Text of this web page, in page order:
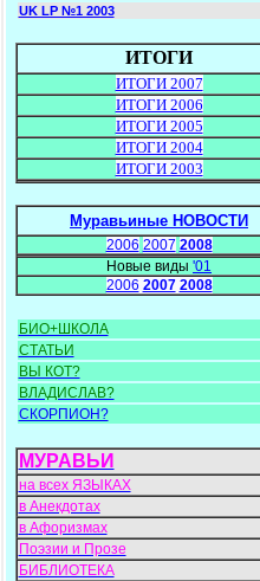
UK LP №1 2003
ИТОГИ
ИТОГИ 2007
ИТОГИ 2006
ИТОГИ 2005
ИТОГИ 2004
ИТОГИ 2003
Муравьиные НОВОСТИ
2006 2007 2008
Новые виды'01
2006 2007 2008
БИО+ШКОЛА
СТАТЬИ
ВЫ КОТ?
ВЛАДИСЛАВ?
СКОРПИОН?
МУРАВЬИ
на всех ЯЗЫКАХ
в Анекдотах
в Афоризмах
Поэзии и Прозе
БИБЛИОТЕКА